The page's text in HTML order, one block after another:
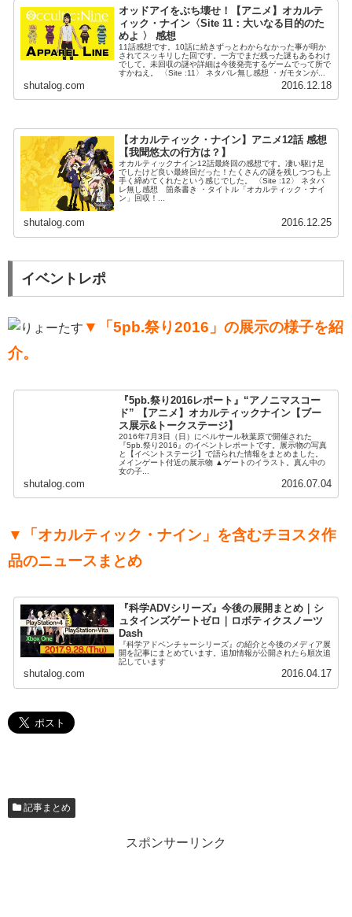
オッドアイをぶち壊せ！【アニメ】オカルテ
ィック・ナイン〈Site 11：大いなる目的のた
めよ 〉 感想
11話感想です。10話に続きずっとわからなかった事が明か
されてスッキリした回です。一方でまだ残った謎もあるわけ
でして。未回収の謎や詳細は今後発売するゲームでって所で
すかねえ。 〈Site :11〉 ネタバレ無し感想 ・ガモタンが...
shutalog.com 2016.12.18
【オカルティック・ナイン】アニメ12話 感想
【我聞悠太の行方は？】
オカルティックナイン12話最終回の感想です。凄い駆け足
でしたけど良い最終回だった！たくさんの謎を残しつつも上
手く締めてくれたという感じでした。 〈Site :12〉 ネタバ
レ無し感想 箇条書き ・タイトル「オカルティック・ナイ
ン」回収！...
shutalog.com 2016.12.25
イベントレポ
▼「5pb.祭り2016」の展示の様子を紹
介。
『5pb.祭り2016レポート』“アノニマスコー
ド” 【アニメ】オカルティックナイン【ブー
ス展示&トークステージ】
2016年7月3日（日）にベルサール秋葉原で開催された
『5pb.祭り2016』のイベントレポートです。展示物の写真
と【イベントステージ】で語られた情報をまとめました。
メインゲート付近の展示物 ▲ゲートのイラスト。真ん中の
女の子...
shutalog.com 2016.07.04
▼「オカルティック・ナイン」を含むチヨスタ作
品のニュースまとめ
『科学ADVシリーズ』今後の展開まとめ｜シ
ュタインズゲートゼロ｜ロボティクスノーツ
Dash
『科学アドベンチャーシリーズ』の紹介と今後のメディア展
開を記事にまとめています。追加情報が公開されたら順次追
記しています
shutalog.com 2016.04.17
記事まとめ
スポンサーリンク